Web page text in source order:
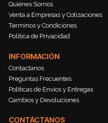
Quiénes Somos
Venta a Empresas y Cotizaciones
Terminos y Condiciones
Política de Privacidad
INFORMACIÓN
Contactanos
Preguntas Frecuentes
Políticas de Envíos y Entregas
Cambios y Devoluciones
CONTÁCTANOS